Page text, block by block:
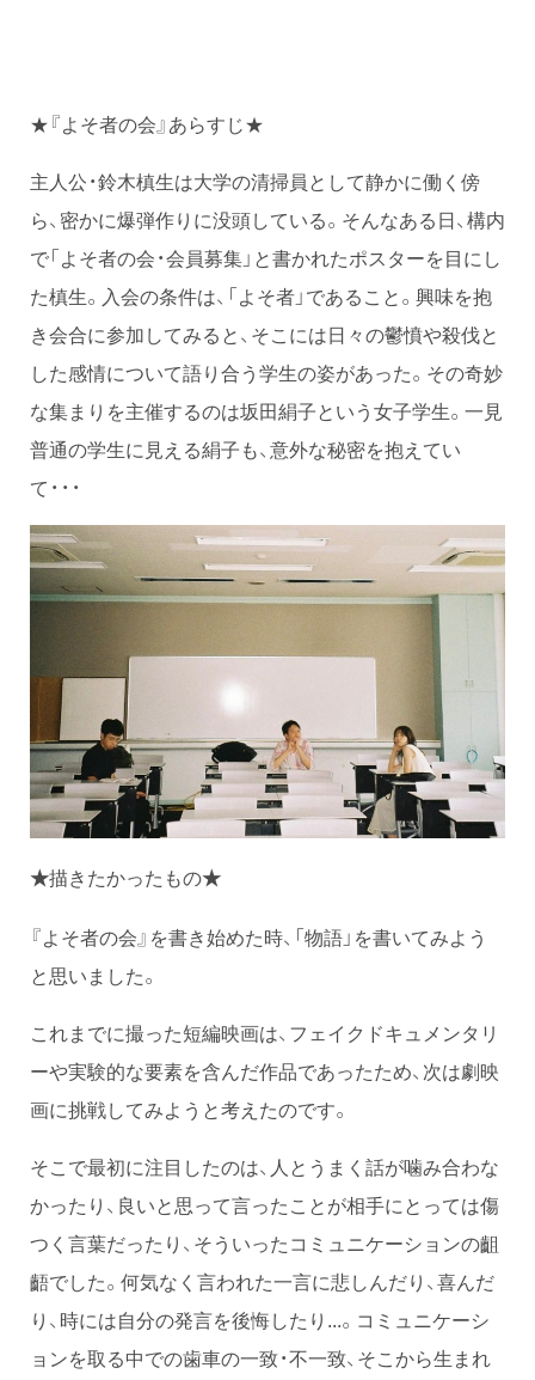
★『よそ者の会』あらすじ★
主人公・鈴木槙生は大学の清掃員として静かに働く傍
ら、密かに爆弾作りに没頭している。そんなある日、構内
で「よそ者の会・会員募集」と書かれたポスターを目にし
た槙生。入会の条件は、「よそ者」であること。興味を抱
き会合に参加してみると、そこには日々の鬱憤や殺伐と
した感情について語り合う学生の姿があった。その奇妙
な集まりを主催するのは坂田絹子という女子学生。一見
普通の学生に見える絹子も、意外な秘密を抱えてい
て・・・
★描きたかったもの★
『よそ者の会』を書き始めた時、「物語」を書いてみよう
と思いました。
これまでに撮った短編映画は、フェイクドキュメンタリ
ーや実験的な要素を含んだ作品であったため、次は劇映
画に挑戦してみようと考えたのです。
そこで最初に注目したのは、人とうまく話が噛み合わな
かったり、良いと思って言ったことが相手にとっては傷
つく言葉だったり、そういったコミュニケーションの齟
齬でした。何気なく言われた一言に悲しんだり、喜んだ
り、時には自分の発言を後悔したり...。コミュニケーシ
ョンを取る中での歯車の一致・不一致、そこから生まれ